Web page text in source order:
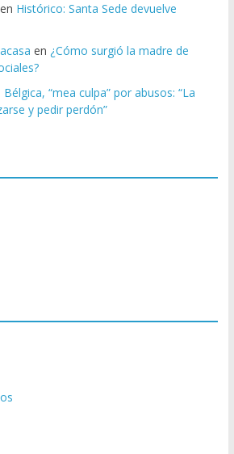
en Histórico: Santa Sede devuelve
en ¿Cómo surgió la madre de
Bélgica, “mea culpa” por abusos: “La
y pedir perdón”